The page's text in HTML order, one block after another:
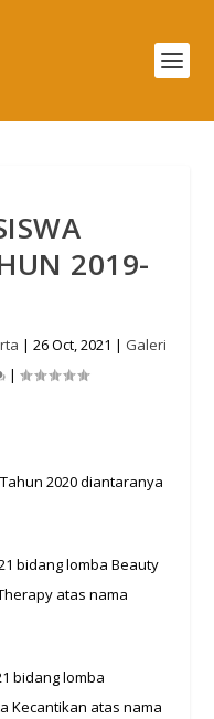
2019-
| 26 Oct, 2021 | Galeri
|
2020 diantaranya
bidang lomba Beauty
atas nama
bidang lomba
Kecantikan atas nama